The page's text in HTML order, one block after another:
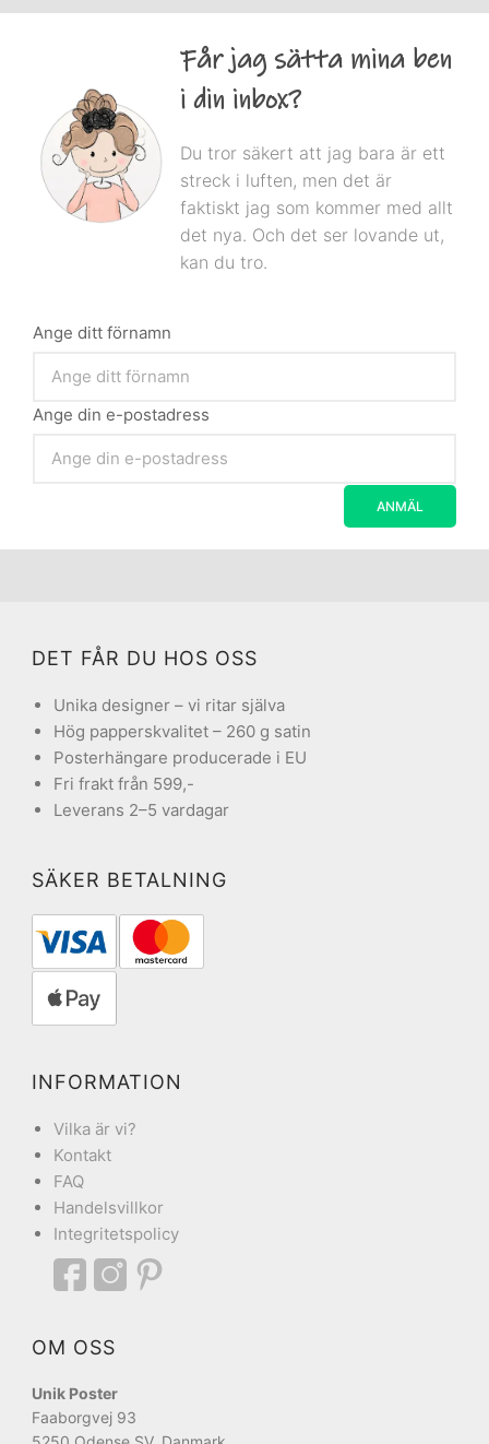
Får jag sätta mina ben
i din inbox?
Du tror säkert att jag bara är ett
streck i luften, men det är
faktiskt jag som kommer med allt
det nya. Och det ser lovande ut,
kan du tro.
Ange ditt förnamn
Ange din e-postadress
DET FÅR DU HOS OSS
Unika designer – vi ritar själva
Hög papperskvalitet – 260 g satin
Posterhängare producerade i EU
Fri frakt från 599,-
Leverans 2–5 vardagar
SÄKER BETALNING
INFORMATION
Vilka är vi?
Kontakt
FAQ
Handelsvillkor
Integritetspolicy
OM OSS
Unik Poster
Faaborgvej 93